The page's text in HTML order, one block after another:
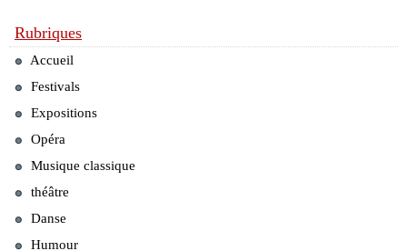
Rubriques
Accueil
Festivals
Expositions
Opéra
Musique classique
théâtre
Danse
Humour